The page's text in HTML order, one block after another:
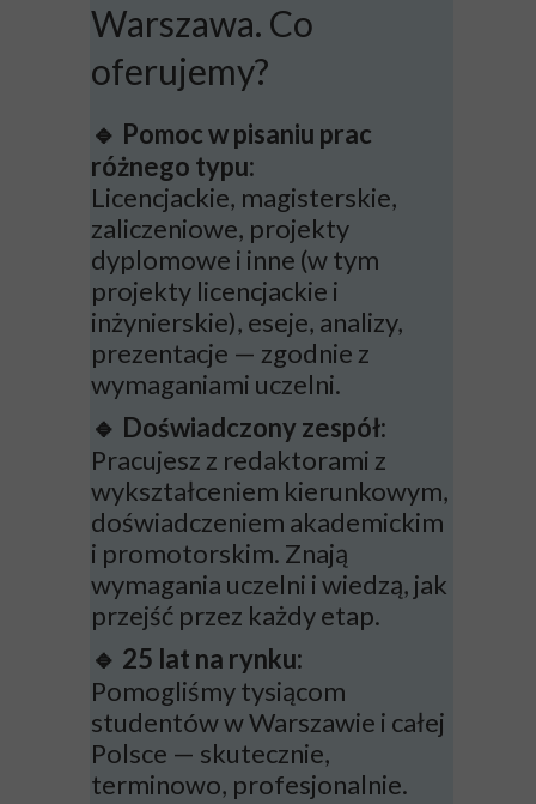
Warszawa. Co
oferujemy?
🔹 Pomoc w pisaniu prac
różnego typu:
Licencjackie, magisterskie,
zaliczeniowe, projekty
dyplomowe i inne (w tym
projekty licencjackie i
inżynierskie), eseje, analizy,
prezentacje — zgodnie z
wymaganiami uczelni.
🔹 Doświadczony zespół:
Pracujesz z redaktorami z
wykształceniem kierunkowym,
doświadczeniem akademickim
i promotorskim. Znają
wymagania uczelni i wiedzą, jak
przejść przez każdy etap.
🔹 25 lat na rynku:
Pomogliśmy tysiącom
studentów w Warszawie i całej
Polsce — skutecznie,
terminowo, profesjonalnie.